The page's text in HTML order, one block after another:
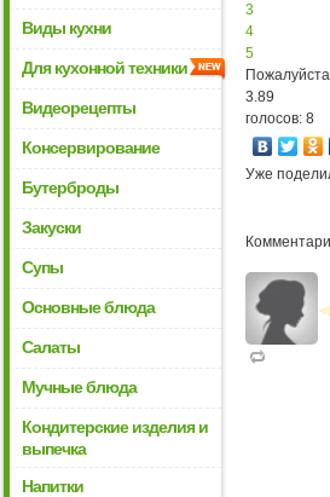
Виды кухни
Для кухонной техники
Видеорецепты
Консервирование
Бутерброды
Закуски
Супы
Основные блюда
Салаты
Мучные блюда
Кондитерские изделия и
выпечка
Напитки
3
4
5
3.89
голосов: 8
Уже